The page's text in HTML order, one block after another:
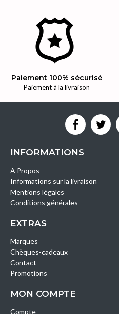
Paiement 100% sécurisé
Paiement à la livraison
INFORMATIONS
A Propos
Informations sur la livraison
Mentions légales
Conditions générales
EXTRAS
Marques
Chèques-cadeaux
Contact
Promotions
MON COMPTE
Compte